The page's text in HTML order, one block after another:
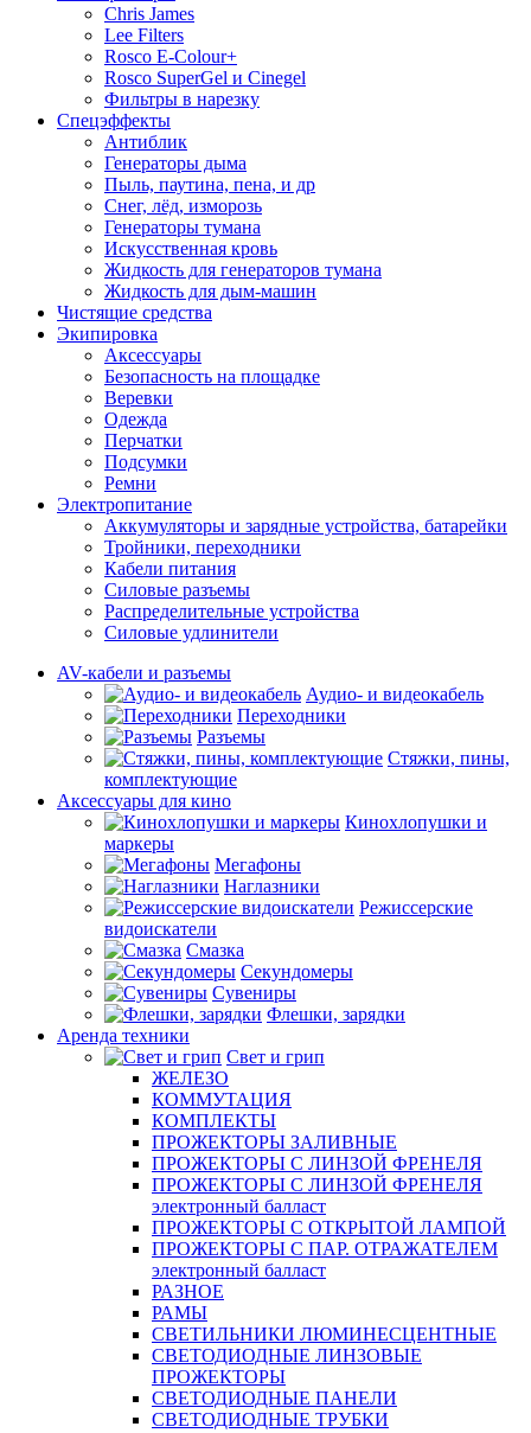
Chris James
Lee Filters
Rosco E-Colour+
Rosco SuperGel и Cinegel
Фильтры в нарезку
Спецэффекты
Антиблик
Генераторы дыма
Пыль, паутина, пена, и др
Снег, лёд, изморозь
Генераторы тумана
Искусственная кровь
Жидкость для генераторов тумана
Жидкость для дым-машин
Чистящие средства
Экипировка
Аксессуары
Безопасность на площадке
Веревки
Одежда
Перчатки
Подсумки
Ремни
Электропитание
Аккумуляторы и зарядные устройства, батарейки
Тройники, переходники
Кабели питания
Силовые разъемы
Распределительные устройства
Силовые удлинители
AV-кабели и разъемы
Аудио- и видеокабель
Переходники
Разъемы
Стяжки, пины,
комплектующие
Аксессуары для кино
Кинохлопушки и
маркеры
Мегафоны
Наглазники
Режиссерские
видоискатели
Смазка
Секундомеры
Сувениры
Флешки, зарядки
Аренда техники
Свет и грип
ЖЕЛЕЗО
КОММУТАЦИЯ
КОМПЛЕКТЫ
ПРОЖЕКТОРЫ ЗАЛИВНЫЕ
ПРОЖЕКТОРЫ С ЛИНЗОЙ ФРЕНЕЛЯ
ПРОЖЕКТОРЫ С ЛИНЗОЙ ФРЕНЕЛЯ
электронный балласт
ПРОЖЕКТОРЫ С ОТКРЫТОЙ ЛАМПОЙ
ПРОЖЕКТОРЫ С ПАР. ОТРАЖАТЕЛЕМ
электронный балласт
РАЗНОЕ
РАМЫ
СВЕТИЛЬНИКИ ЛЮМИНЕСЦЕНТНЫЕ
СВЕТОДИОДНЫЕ ЛИНЗОВЫЕ
ПРОЖЕКТОРЫ
СВЕТОДИОДНЫЕ ПАНЕЛИ
СВЕТОДИОДНЫЕ ТРУБКИ